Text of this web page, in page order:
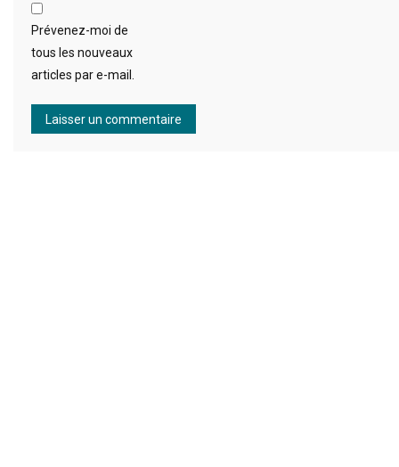
Prévenez-moi de
tous les nouveaux
articles par e-mail.